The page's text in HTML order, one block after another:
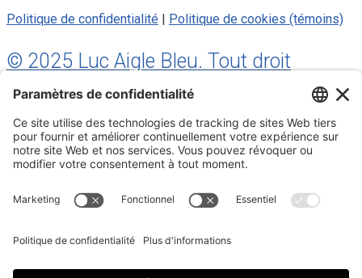
Politique de confidentialité Politique de cookies (témoins)
© 2025 Luc Aigle Bleu. Tout droit
réservé.
S'inscrire à mon Infolettre